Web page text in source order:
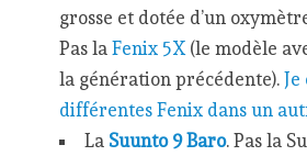
grosse et dotée d’un
Pas la Fenix 5X(le modèle
la génération précédente). Je
différentes Fenix dans un
La Suunto 9 Baro. Pas la